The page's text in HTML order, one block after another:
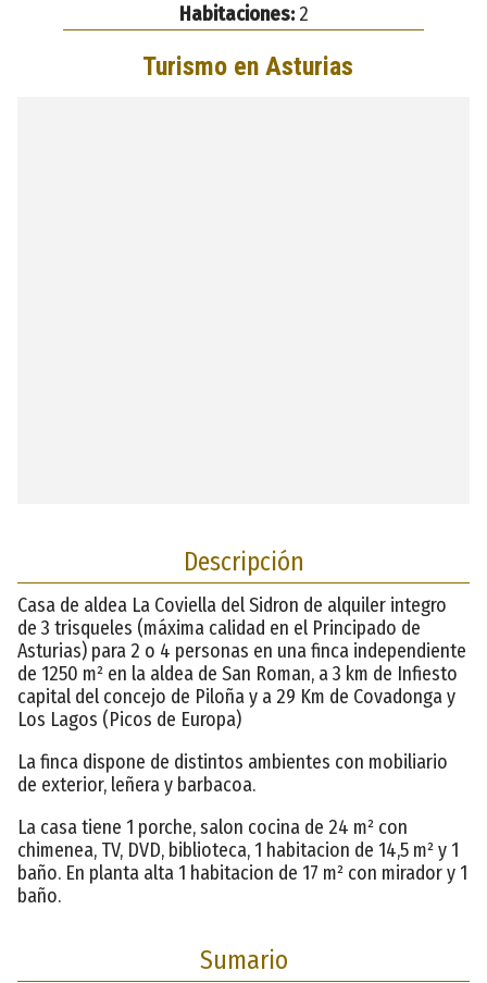
Habitaciones:2
Descripción
Casa de aldea La Coviella del Sidron de alquiler integro
de 3 trisqueles (máxima calidad en el Principado de
Asturias) para 2 o 4 personas en una finca independiente
de 1250 m² en la aldea de San Roman, a 3 km de Infiesto
capital del concejo de Piloña y a 29 Km de Covadonga y
Los Lagos (Picos de Europa)
La finca dispone de distintos ambientes con mobiliario
de exterior, leñera y barbacoa.
La casa tiene 1 porche, salon cocina de 24 m² con
chimenea, TV, DVD, biblioteca, 1 habitacion de 14,5 m² y 1
baño. En planta alta 1 habitacion de 17 m² con mirador y 1
baño.
Sumario